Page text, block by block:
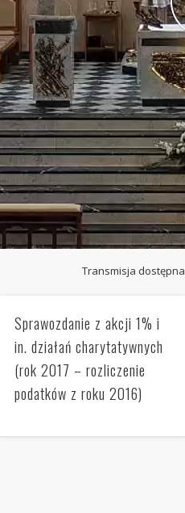
Transmisja
Sprawozdanie z akcji 1% i
in. działań charytatywnych
(rok 2017 – rozliczenie
podatków z roku 2016)